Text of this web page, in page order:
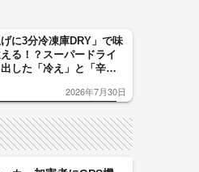
げに3分冷凍庫DRY」で味
る！？スーパードライ
した「冷え」と「辛
辛口カーブ」が飲み頃の
2026年7月30日